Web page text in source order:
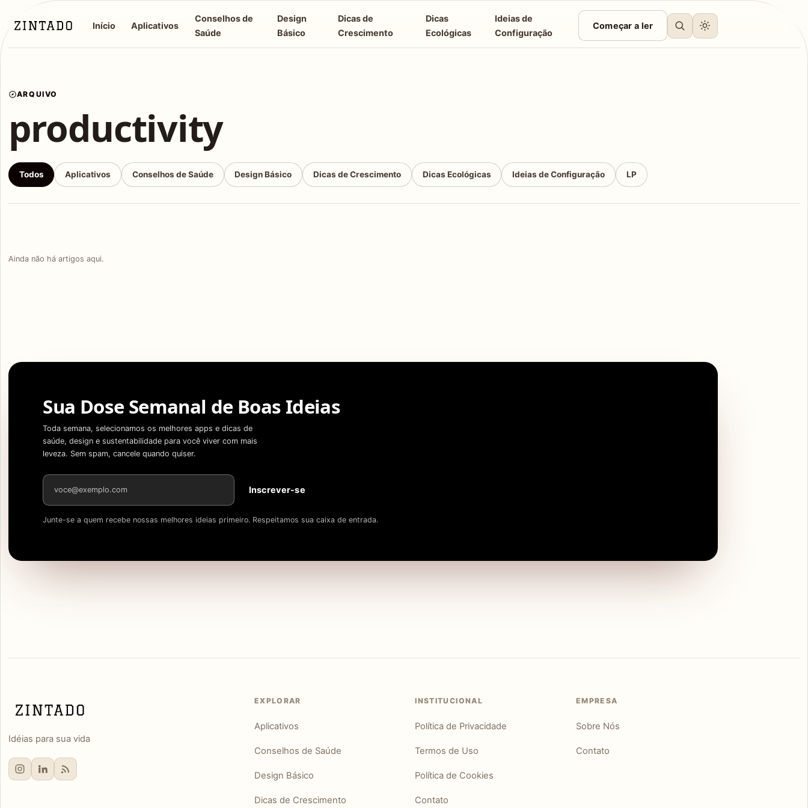
Início Aplicativos
Conselhos de
Saúde
Design
Básico
Dicas de
Crescimento
Dicas
Ecológicas
Ideias de
Configuração
Começar a ler
ARQUIVO
productivity
Todos Aplicativos Conselhos de Saúde Design Básico Dicas de Crescimento Dicas Ecológicas Ideias de Configuração LP
Ainda não há artigos aqui.
Sua Dose Semanal de Boas Ideias
Toda semana, selecionamos os melhores apps e dicas de
saúde, design e sustentabilidade para você viver com mais
leveza. Sem spam, cancele quando quiser.
Endereço de e-mail
Inscrever-se
Junte-se a quem recebe nossas melhores ideias primeiro. Respeitamos sua caixa de entrada.
Idéias para sua vida
EXPLORAR
Aplicativos
Conselhos de Saúde
Design Básico
Dicas de Crescimento
INSTITUCIONAL
Política de Privacidade
Termos de Uso
Política de Cookies
Contato
EMPRESA
Sobre Nós
Contato